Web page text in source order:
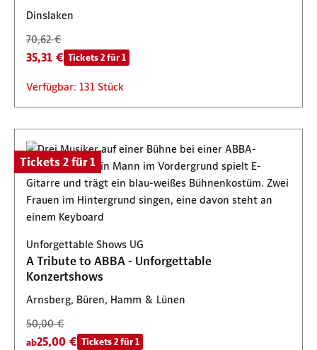
Dinslaken
70,62 €
35,31 € Tickets 2 für 1
Verfügbar: 131 Stück
Tickets 2 für 1
Unforgettable Shows UG
A Tribute to ABBA - Unforgettable
Konzertshows
Arnsberg, Büren, Hamm & Lünen
50,00 €
ab25,00 € Tickets 2 für 1